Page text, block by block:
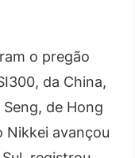
o pregão
da China,
de Hong
Nikkei avançou